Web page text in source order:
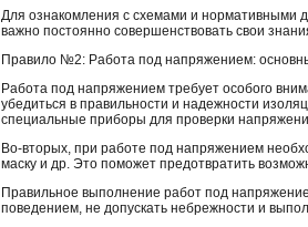
Для ознакомления с схемами и нормативными
важно постоянно совершенствовать свои
Правило №2: Работа под напряжением:
Работа под напряжением требует особого
убедиться в правильности и надежности
специальные приборы для проверки
Во-вторых, при работе под напряжением
маску и др. Это поможет предотвратить
Правильное выполнение работ под
поведением, не допускать небрежности и